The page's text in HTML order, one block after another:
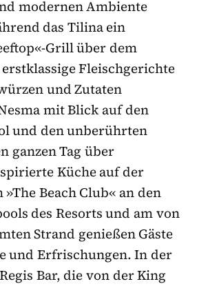
modernen Ambiente
das Tilina ein
«-Grill über dem
Fleischgerichte
und Zutaten
mit Blick auf den
und den unberührten
ganzen Tag über
Küche auf der
Beach Club« an den
des Resorts und am von
Strand genießen Gäste
und Erfrischungen. In der
Bar, die von der King